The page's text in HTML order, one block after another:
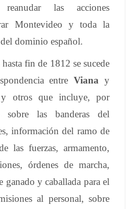
las acciones
Montevideo y toda la
dominio español.
fin de 1812 se sucede
entreViana y
y otros que incluye, por
sobre las banderas del
información del ramo de
las fuerzas, armamento,
órdenes de marcha,
ganado y caballada para el
al personal, sobre